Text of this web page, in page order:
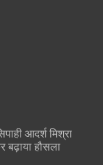
आदर्श मिश्रा
बढ़ाया हौसला